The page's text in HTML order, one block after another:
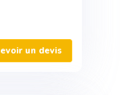
un devis